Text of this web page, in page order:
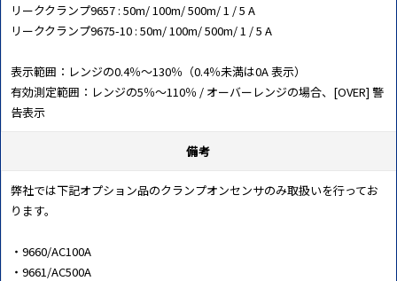
リーククランプ9657 : 50m/ 100m/ 500m/ 1 / 5 A
リーククランプ9675-10 : 50m/ 100m/ 500m/ 1 / 5 A
表示範囲：レンジの0.4％～130％（0.4％未満は0A 表示）
有効測定範囲：レンジの5％～110％ / オーバーレンジの場合、[OVER] 警
告表示
備考
弊社では下記オプション品のクランプオンセンサのみ取扱いを行ってお
ります。
・9660/AC100A
・9661/AC500A